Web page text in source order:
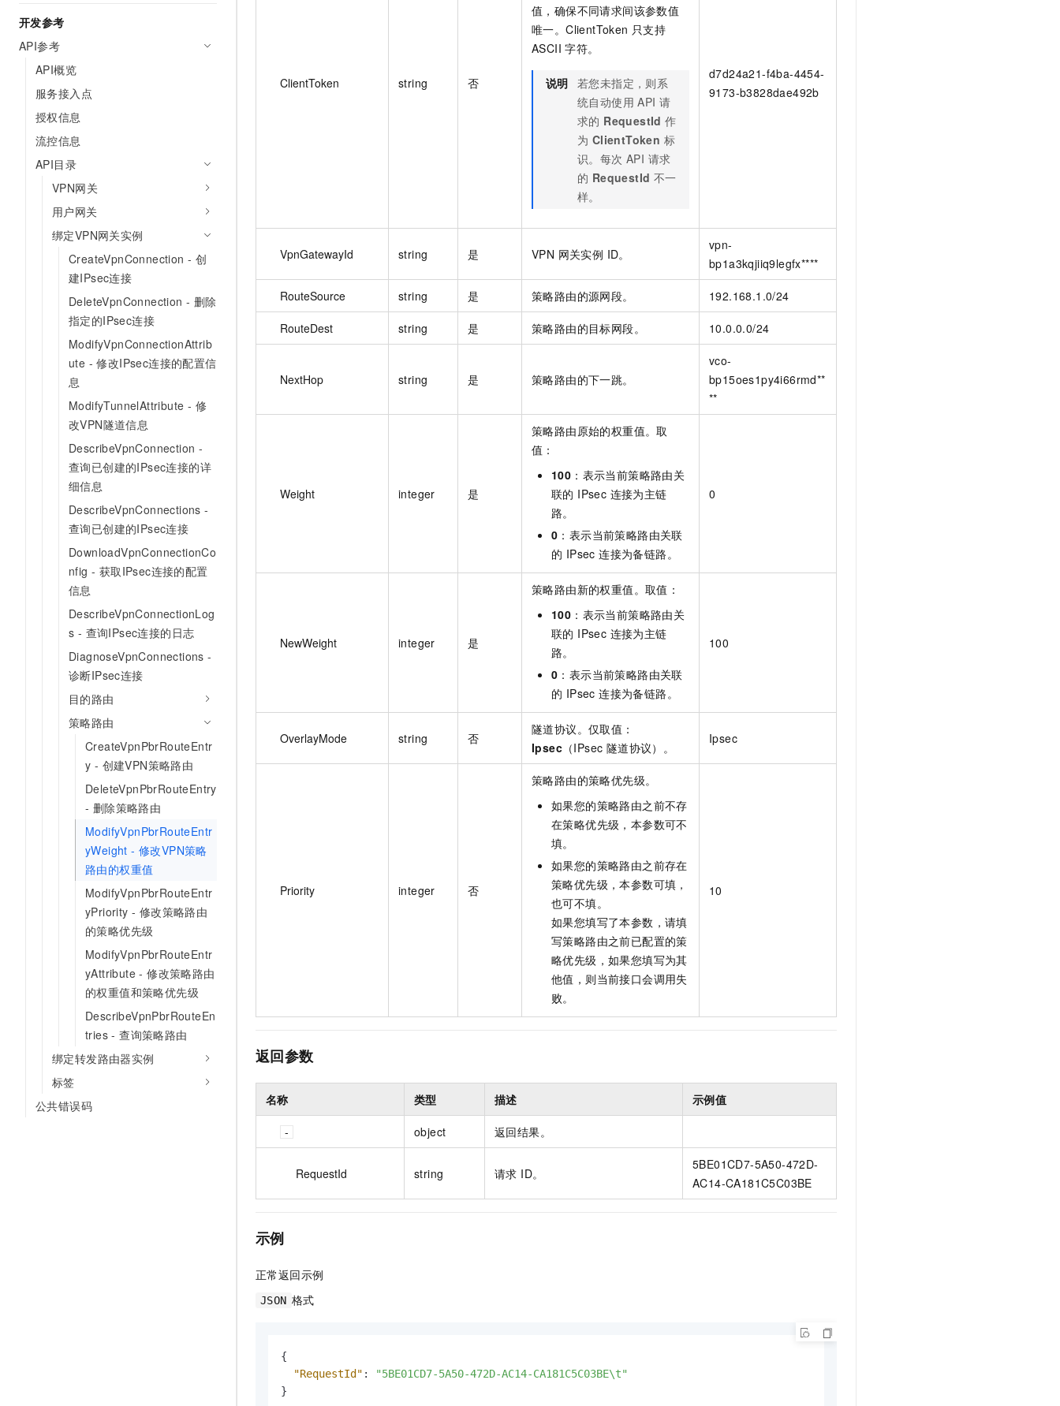
开发参考
API参考
API概览
服务接入点
授权信息
流控信息
API目录
VPN网关
用户网关
绑定VPN网关实例
CreateVpnConnection - 创
建IPsec连接
DeleteVpnConnection - 删除
指定的IPsec连接
ModifyVpnConnectionAttrib
ute - 修改IPsec连接的配置信
息
ModifyTunnelAttribute - 修
改VPN隧道信息
DescribeVpnConnection -
查询已创建的IPsec连接的详
细信息
DescribeVpnConnections -
查询已创建的IPsec连接
DownloadVpnConnectionCo
nfig - 获取IPsec连接的配置
信息
DescribeVpnConnectionLog
s - 查询IPsec连接的日志
DiagnoseVpnConnections -
诊断IPsec连接
目的路由
策略路由
CreateVpnPbrRouteEntr
y - 创建VPN策略路由
DeleteVpnPbrRouteEntry
- 删除策略路由
ModifyVpnPbrRouteEntr
yWeight - 修改VPN策略
路由的权重值
ModifyVpnPbrRouteEntr
yPriority - 修改策略路由
的策略优先级
ModifyVpnPbrRouteEntr
yAttribute - 修改策略路由
的权重值和策略优先级
DescribeVpnPbrRouteEn
tries - 查询策略路由
绑定转发路由器实例
标签
公共错误码
ClientToken string 否
值，确保不同请求间该参数值
唯一。ClientToken 只支持
ASCII 字符。
说明 若您未指定，则系
统自动使用 API 请
求的 RequestId 作
为 ClientToken 标
识。每次 API 请求
的 RequestId 不一
样。
d7d24a21-f4ba-4454-
9173-b3828dae492b
VpnGatewayId string 是 VPN 网关实例 ID。
vpn-
bp1a3kqjiiq9legfx****
RouteSource string 是 策略路由的源网段。 192.168.1.0/24
RouteDest string 是 策略路由的目标网段。 10.0.0.0/24
NextHop string 是 策略路由的下一跳。
vco-
bp15oes1py4i66rmd**
**
Weight integer 是
策略路由原始的权重值。取
值：
100 ：表示当前策略路由关
联的 IPsec 连接为主链
路。
0 ：表示当前策略路由关联
的 IPsec 连接为备链路。
0
NewWeight integer 是
策略路由新的权重值。取值：
100 ：表示当前策略路由关
联的 IPsec 连接为主链
路。
0 ：表示当前策略路由关联
的 IPsec 连接为备链路。
100
OverlayMode string 否
隧道协议。仅取值：
Ipsec （IPsec 隧道协议）。
Ipsec
Priority integer 否
策略路由的策略优先级。
如果您的策略路由之前不存
在策略优先级，本参数可不
填。
如果您的策略路由之前存在
策略优先级，本参数可填，
也可不填。
如果您填写了本参数，请填
写策略路由之前已配置的策
略优先级，如果您填写为其
他值，则当前接口会调用失
败。
10
返回参数
名称 类型 描述 示例值
object 返回结果。
RequestId string 请求 ID。
5BE01CD7-5A50-472D-
AC14-CA181C5C03BE
示例
正常返回示例
JSON 格式
{
"RequestId" :
"5BE01CD7-5A50-472D-AC14-CA181C5C03BE\t"
}